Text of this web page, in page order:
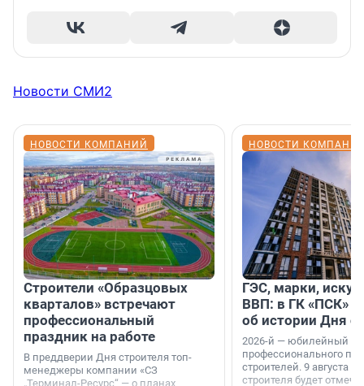
Новости СМИ2
НОВОСТИ КОМПАНИЙ
Строители «Образцовых
кварталов» встречают
профессиональный
праздник на работе
В преддверии Дня строителя топ-
менеджеры компании «СЗ
„Терминал-Ресурс“ — о планах
НОВОСТИ
ГЭС, марки,
ВВП: в ГК «ПСК»
об истории Дня
2026-й — юбилейный
профессионального
строителей. 9 августа
строителя будет